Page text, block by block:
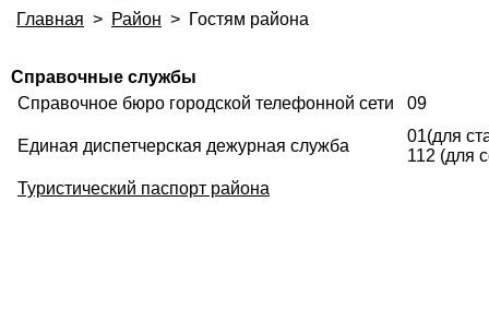
Главная > Район > Гостям района
Справочные службы
Справочное бюро городской телефонной сети
09
Единая диспетчерская дежурная служба
01(для
112 (для
Туристический паспорт района